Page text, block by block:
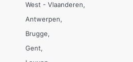
West - Vlaanderen
Antwerpen
Brugge
Gent